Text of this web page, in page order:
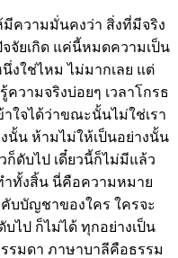
ความมั่นคงว่า สิ่งที่มีจริง
จัยเกิด แค่นี้หมดความเป็น
งใช่ไหม ไม่มากเลย แต่
ความจริงบ่อยๆ เวลาโกรธ
ใจได้ว่าขณะนั้นไม่ใช่เรา
นั้น ห้ามไม่ให้เป็นอย่างนั้น
ก็ดับไป เดี๋ยวนี้ก็ไม่มีแล้ว
ำทั้งสิ้น นี่คือความหมาย
บบัญชาของใคร ใครจะ
ไป ก็ไม่ได้ ทุกอย่างเป็น
รมดา ภาษาบาลีคือธรรม